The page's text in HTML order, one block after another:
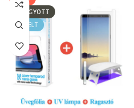
ELFOGYOTT
KIEMELT